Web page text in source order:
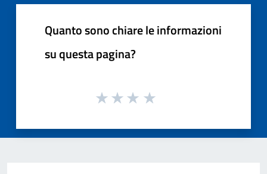
Quanto sono chiare le informazioni
su questa pagina?